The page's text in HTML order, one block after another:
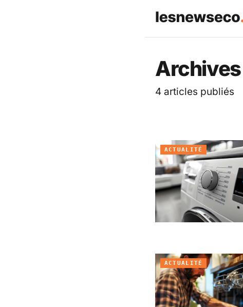
Les News
4 articles publiés
ACTUALITÉ
ACTUALITÉ